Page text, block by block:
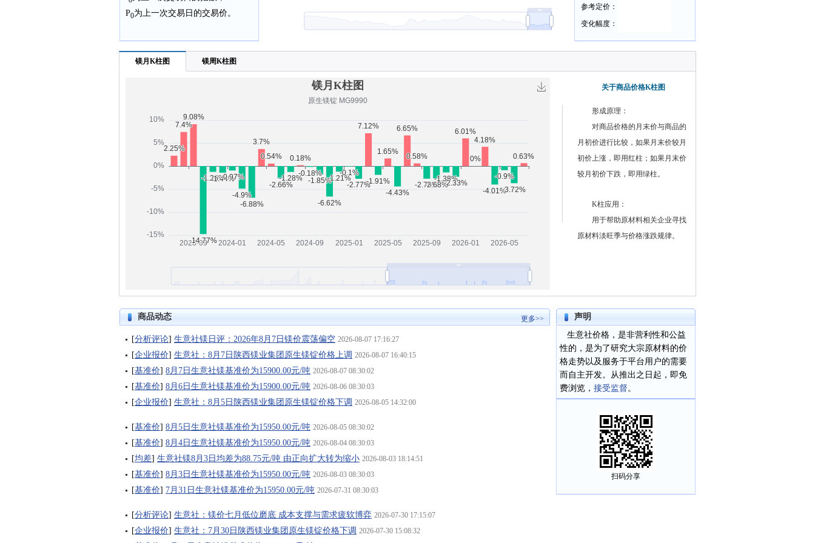
P0为上一次交易日的交易价。
参考定价：
变化幅度：
镁月K柱图 镁周K柱图
关于商品价格K柱图
形成原理：
对商品价格的月末价与商品的
月初价进行比较，如果月末价较月
初价上涨，即用红柱；如果月末价
较月初价下跌，即用绿柱。
K柱应用：
用于帮助原材料相关企业寻找
原材料淡旺季与价格涨跌规律。
商品动态 更多>>
[分析评论] 生意社镁日评：2026年8月7日镁价震荡偏空 2026-08-07 17:16:27
[企业报价] 生意社：8月7日陕西镁业集团原生镁锭价格上调 2026-08-07 16:40:15
[基准价] 8月7日生意社镁基准价为15900.00元/吨 2026-08-07 08:30:02
[基准价] 8月6日生意社镁基准价为15900.00元/吨 2026-08-06 08:30:03
[企业报价] 生意社：8月5日陕西镁业集团原生镁锭价格下调 2026-08-05 14:32:00
[基准价] 8月5日生意社镁基准价为15950.00元/吨 2026-08-05 08:30:02
[基准价] 8月4日生意社镁基准价为15950.00元/吨 2026-08-04 08:30:03
[均差] 生意社镁8月3日均差为88.75元/吨 由正向扩大转为缩小 2026-08-03 18:14:51
[基准价] 8月3日生意社镁基准价为15950.00元/吨 2026-08-03 08:30:03
[基准价] 7月31日生意社镁基准价为15950.00元/吨 2026-07-31 08:30:03
[分析评论] 生意社：镁价七月低位磨底 成本支撑与需求疲软博弈 2026-07-30 17:15:07
[企业报价] 生意社：7月30日陕西镁业集团原生镁锭价格下调 2026-07-30 15:08:32
声明
生意社价格，是非营利性和公益
性的，是为了研究大宗原材料的价
格走势以及服务于平台用户的需要
而自主开发。从推出之日起，即免
费浏览， 接受监督。
扫码分享